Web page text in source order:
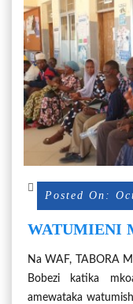
Posted On:
WATUMIENI
WENU
Na WAF, TABORA
Bobezi katika
amewataka